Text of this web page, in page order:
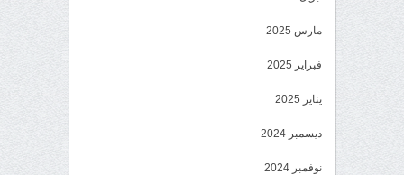
مارس 2025
فبراير 2025
يناير 2025
ديسمبر 2024
نوفمبر 2024